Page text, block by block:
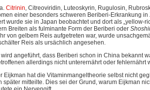
Citrinin, Citreoviridin, Luteoskyrin, Rugulosin,
einer besonders schweren Beriberi-Erkrankung
wurde sie in Japan beobachtet und dort als „yellow-
Breiten als fulminante Form der Beriberi oder
von gelbem Reis aufgetreten war, wurde
Reis als ursächlich angesehen.
angeführt, dass Beriberi schon in China bekannt
allerdings nicht unterernährt oder fehlernährt
Eijkman hat die Vitaminmangeltheorie selbst nicht
später mitteilte. Dies sei der Grund, warum Eijkman